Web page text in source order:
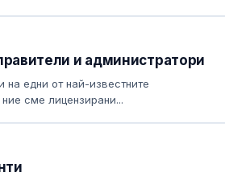
и администратори
на едни от най-известните
сме лицензирани...